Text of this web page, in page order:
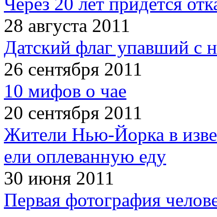
28 августа 2011
Датский флаг упавший с
26 сентября 2011
10 мифов о чае
20 сентября 2011
Жители Нью-Йорка в
ели оплеванную еду
30 июня 2011
Первая фотография